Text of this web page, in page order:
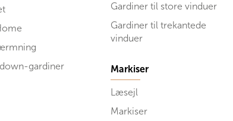
gardiner
Gardiner til store vinduer
Gardiner til trekantede
vinduer
Markiser
Læsejl
Markiser